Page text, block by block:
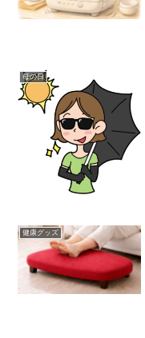
母の日
健康グッズ